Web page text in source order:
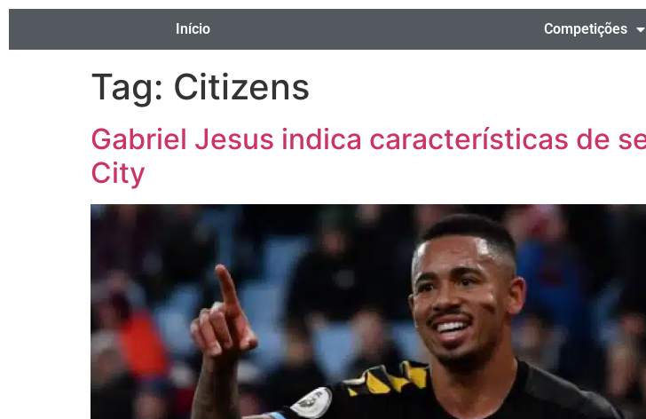
Início Competições
Tag: Citizens
Gabriel Jesus indica características de
City